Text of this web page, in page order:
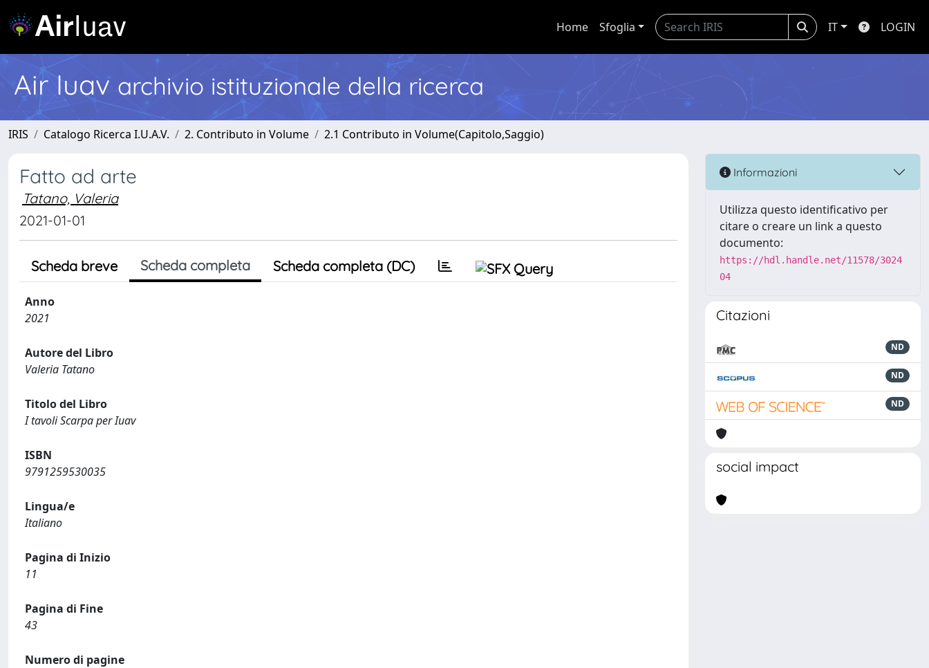
Home Sfoglia IT LOGIN
Air Iuav archivio istituzionale della ricerca
IRIS Catalogo Ricerca I.U.A.V. 2. Contributo in Volume 2.1 Contributo in Volume(Capitolo,Saggio)
Fatto ad arte
Tatano, Valeria
2021-01-01
Scheda breve Scheda completa Scheda completa (DC)
Anno
2021
Autore del Libro
Valeria Tatano
Titolo del Libro
I tavoli Scarpa per Iuav
ISBN
9791259530035
Lingua/e
Italiano
Pagina di Inizio
11
Pagina di Fine
43
Numero di pagine
Informazioni
Utilizza questo identificativo per
citare o creare un link a questo
documento:
https://hdl.handle.net/11578/3024
04
Citazioni
ND
ND
ND
social impact